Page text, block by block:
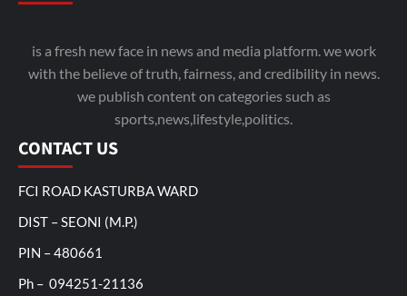
is a fresh new face in news and media platform. we work
with the believe of truth, fairness, and credibility in news.
we publish content on categories such as
sports,news,lifestyle,politics.
CONTACT US
FCI ROAD KASTURBA WARD
DIST – SEONI (M.P.)
PIN – 480661
Ph – 094251-21136